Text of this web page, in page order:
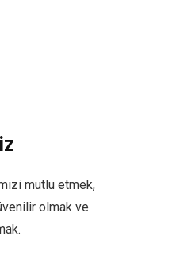
mutlu etmek,
olmak ve